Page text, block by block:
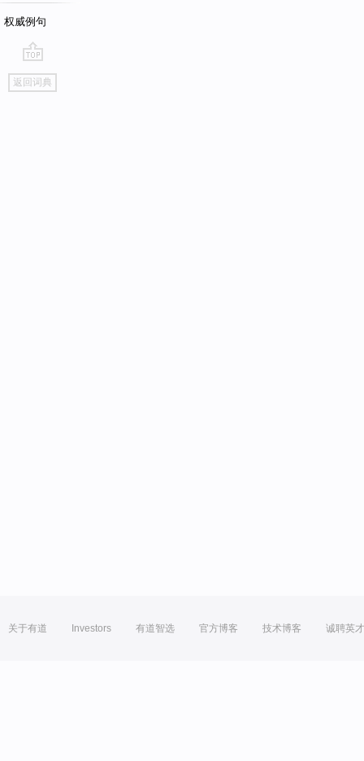
权威例句
go
top
返回词典
关于有道 Investors 有道智选 官方博客 技术博客 诚聘英才